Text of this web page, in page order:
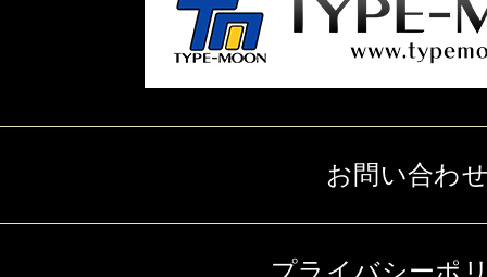
お問い合わ
プライバシーポ